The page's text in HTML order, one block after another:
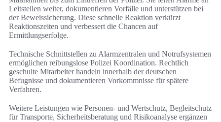
Leitstellen weiter, dokumentieren Vorfälle und unterstützen bei
der Beweissicherung. Diese schnelle Reaktion verkürzt
Reaktionszeiten und verbessert die Chancen auf
Ermittlungserfolge.
Technische Schnittstellen zu Alarmzentralen und Notrufsystemen
ermöglichen reibungslose Polizei Koordination. Rechtlich
geschulte Mitarbeiter handeln innerhalb der deutschen
Befugnisse und dokumentieren Vorkommnisse für spätere
Verfahren.
Weitere Leistungen wie Personen- und Wertschutz, Begleitschutz
für Transporte, Sicherheitsberatung und Risikoanalyse ergänzen